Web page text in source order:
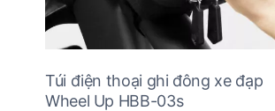
Túi điện thoại ghi đông xe đạp
Wheel Up HBB-03s